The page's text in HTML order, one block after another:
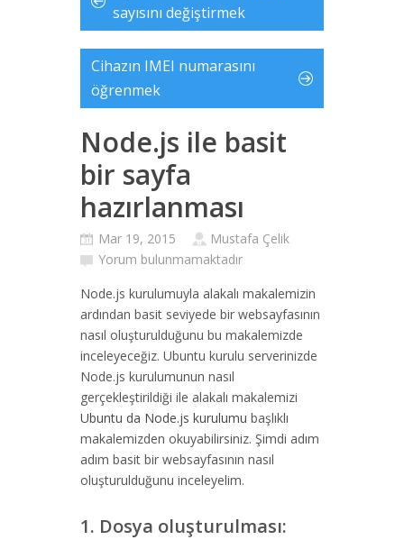
sayısını değiştirmek
Cihazın IMEI numarasını
öğrenmek
Node.js ile basit
bir sayfa
hazırlanması
Mar 19, 2015
Mustafa Çelik
Yorum bulunmamaktadır
Node.js kurulumuyla alakalı makalemizin
ardından basit seviyede bir websayfasının
nasıl oluşturulduğunu bu makalemizde
inceleyeceğiz. Ubuntu kurulu serverinizde
Node.js kurulumunun nasıl
gerçekleştirildiği ile alakalı makalemizi
Ubuntu da Node.js kurulumu başlıklı
makalemizden okuyabilirsiniz. Şimdi adım
adım basit bir websayfasının nasıl
oluşturulduğunu inceleyelim.
1. Dosya oluşturulması: